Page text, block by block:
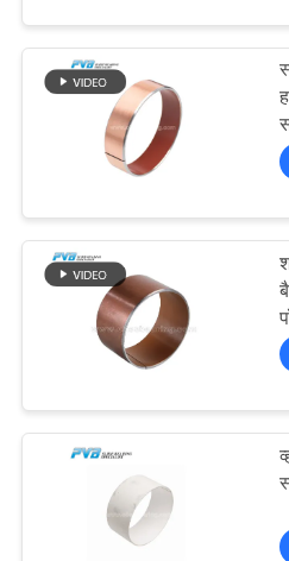
कारखाने
गुणवत्ता
नियंत्रण
संपर्क
लिपटे कांस्य
PTFE